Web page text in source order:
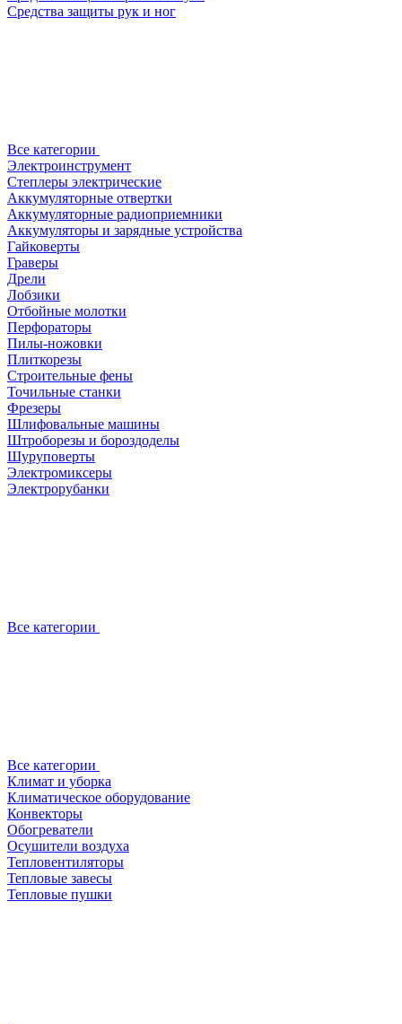
Средства защиты рук и ног
Все категории
Электроинструмент
Степлеры электрические
Аккумуляторные отвертки
Аккумуляторные радиоприемники
Аккумуляторы и зарядные устройства
Гайковерты
Граверы
Дрели
Лобзики
Отбойные молотки
Перфораторы
Пилы-ножовки
Плиткорезы
Строительные фены
Точильные станки
Фрезеры
Шлифовальные машины
Штроборезы и бороздоделы
Шуруповерты
Электромиксеры
Электрорубанки
Все категории
Все категории
Климат и уборка
Климатическое оборудование
Конвекторы
Обогреватели
Осушители воздуха
Тепловентиляторы
Тепловые завесы
Тепловые пушки